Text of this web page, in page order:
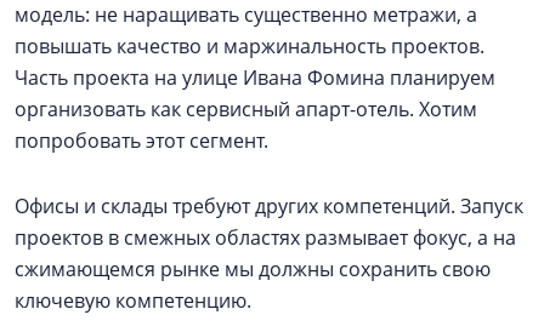
модель: не наращивать существенно метражи, а
повышать качество и маржинальность проектов.
Часть проекта на улице Ивана Фомина планируем
организовать как сервисный апарт-отель. Хотим
попробовать этот сегмент.
Офисы и склады требуют других компетенций. Запуск
проектов в смежных областях размывает фокус, а на
сжимающемся рынке мы должны сохранить свою
ключевую компетенцию.